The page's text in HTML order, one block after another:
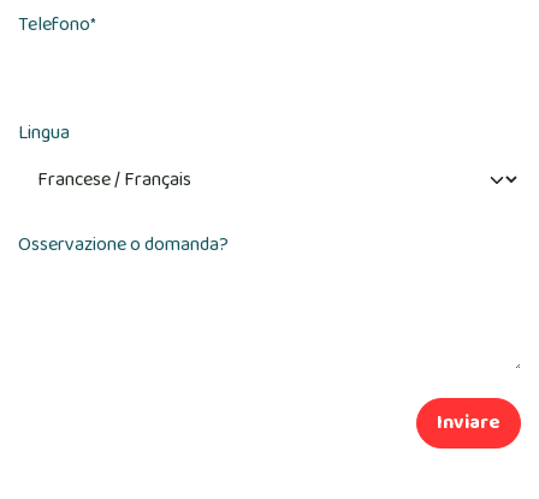
Telefono*
Lingua
Osservazione o domanda?
Inviare